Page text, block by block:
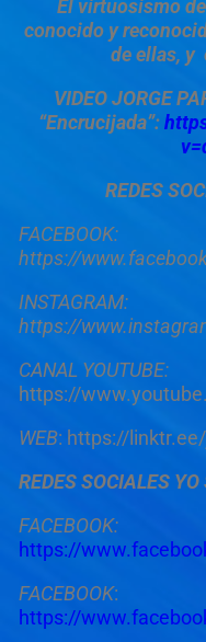
El virtuosismo
conocido y
de ellas, y
VIDEO JORGE
“Encrucijada”:
REDES
FACEBOOK:
https://
INSTAGRAM:
https://
CANAL YOUTUBE:
https://
WEB: https://
REDES SOCIALES
FACEBOOK:
https://
FACEBOOK:
https://